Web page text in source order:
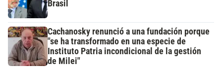
Brasil
Cachanosky renunció a una fundación porque
"se ha transformado en una especie de
Instituto Patria incondicional de la gestión
de Milei"